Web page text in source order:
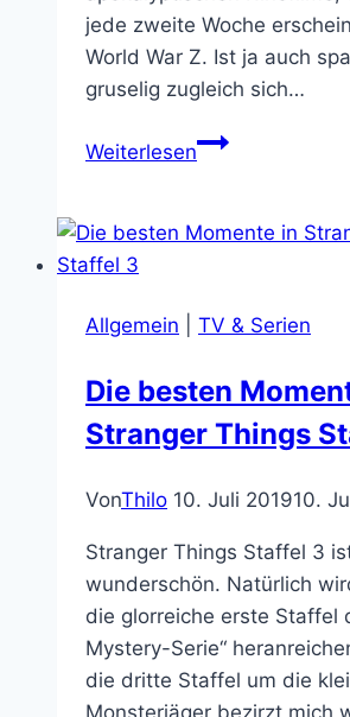
jede zweite Woche
World War Z. Ist ja auch
gruselig zugleich sich…
WeiterlesenFilmkritik:
the
Die
Seite
der
Allgemein TV & Serien
Die besten
Stranger Things
VonThilo 10. Juli 201910.
Stranger Things Staffel 3
wunderschön. Natürlich
die glorreiche erste Staffel
Mystery-Serie“
die dritte Staffel um die
Monsterjäger bezirzt mich